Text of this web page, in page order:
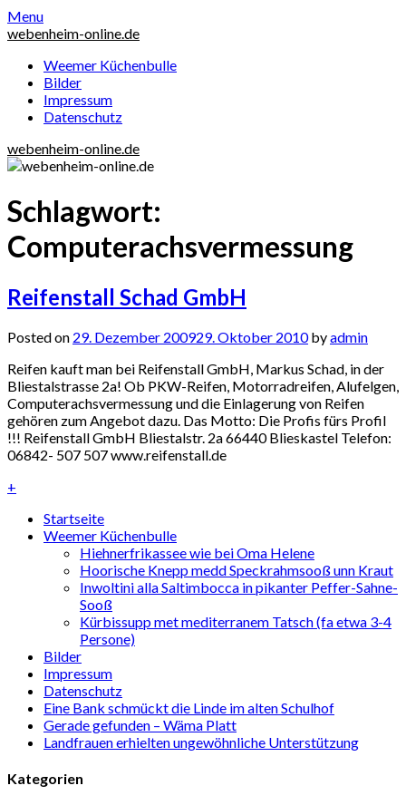
Skip
to
Menu
webenheim-online.de
Weemer Küchenbulle
Bilder
Impressum
Datenschutz
webenheim-online.de
Schlagwort:
Computerachsvermessung
Reifenstall Schad GmbH
Posted on 29. Dezember 200929. Oktober 2010byadmin
Reifen kauft man bei Reifenstall GmbH, Markus Schad, in der
Bliestalstrasse 2a! Ob PKW-Reifen, Motorradreifen, Alufelgen,
Computerachsvermessung und die Einlagerung von Reifen
gehören zum Angebot dazu. Das Motto: Die Profis fürs Profil
!!! Reifenstall GmbH Bliestalstr. 2a 66440 Blieskastel Telefon:
06842- 507 507 www.reifenstall.de
+
Startseite
Weemer Küchenbulle
Hiehnerfrikassee wie bei Oma Helene
Hoorische Knepp medd Speckrahmsooß unn Kraut
Inwoltini alla Saltimbocca in pikanter Peffer-Sahne-
Sooß
Kürbissupp met mediterranem Tatsch (fa etwa 3-4
Persone)
Bilder
Impressum
Datenschutz
Eine Bank schmückt die Linde im alten Schulhof
Gerade gefunden – Wäma Platt
Landfrauen erhielten ungewöhnliche Unterstützung
Kategorien